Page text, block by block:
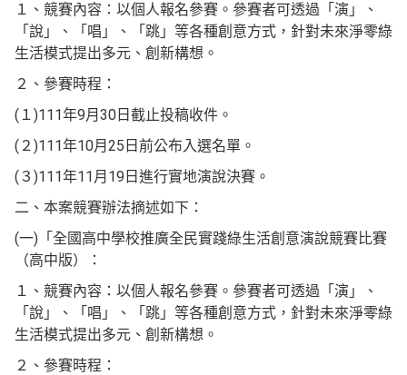
１、競賽內容：以個人報名參賽。參賽者可透過「演」、
「說」、「唱」、「跳」等各種創意方式，針對未來淨零綠
生活模式提出多元、創新構想。
２、參賽時程：
(１)111年9月30日截止投稿收件。
(２)111年10月25日前公布入選名單。
(３)111年11月19日進行實地演說決賽。
二、本案競賽辦法摘述如下：
(一)「全國高中學校推廣全民實踐綠生活創意演說競賽比賽
（高中版）：
１、競賽內容：以個人報名參賽。參賽者可透過「演」、
「說」、「唱」、「跳」等各種創意方式，針對未來淨零綠
生活模式提出多元、創新構想。
２、參賽時程：